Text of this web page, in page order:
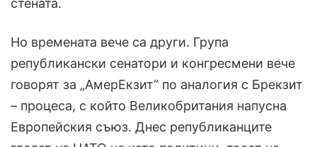
стената.
Но времената вече са други. Група
републикански сенатори и конгресмени вече
говорят за „АмерЕкзит“ по аналогия с Брекзит
– процеса, с който Великобритания напусна
Европейския съюз. Днес републиканците